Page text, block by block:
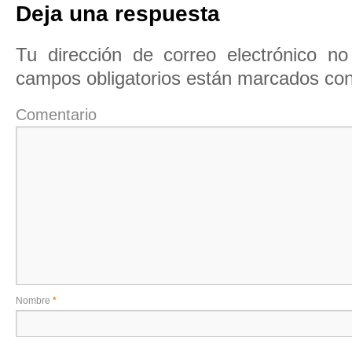
Deja una respuesta
Tu dirección de correo electrónico
campos obligatorios están marcados
Comentario
Nombre *